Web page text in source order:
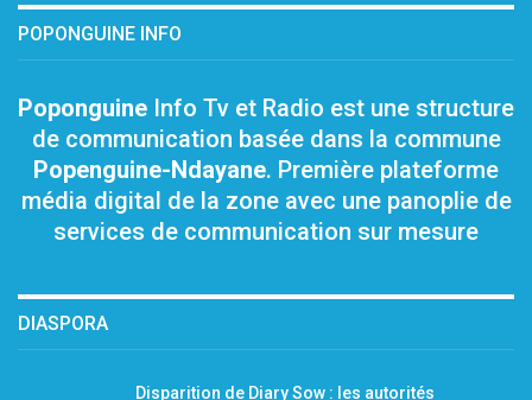
POPONGUINE INFO
Poponguine Info Tv et Radio est une structure
de communication basée dans la commune
Popenguine-Ndayane. Première plateforme
média digital de la zone avec une panoplie de
services de communication sur mesure
DIASPORA
Disparition de Diary Sow : les autorités